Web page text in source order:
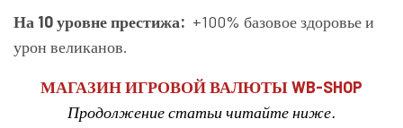
На 10 уровне престижа: +100% базовое здоровье и
урон великанов.
МАГАЗИН ИГРОВОЙ ВАЛЮТЫ WB-SHOP
Продолжение статьи читайте ниже.